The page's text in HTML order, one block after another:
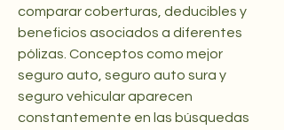
comparar coberturas, deducibles y
beneficios asociados a diferentes
pólizas. Conceptos como mejor
seguro auto, seguro auto sura y
seguro vehicular aparecen
constantemente en las búsquedas